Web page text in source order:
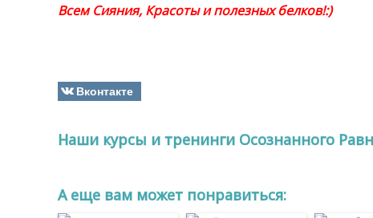
Всем Сияния, Красоты и полезных белков!:)
Вконтакте
Наши курсы и тренинги Осознанного
A еще вам может понравиться: